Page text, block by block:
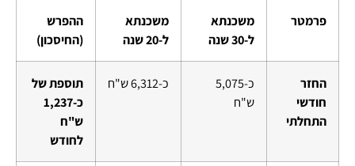
פרמטר
משכנתא
ל-30 שנה
משכנתא
ל-20 שנה
ההפרש
(החיסכון)
החזר
חודשי
התחלתי
כ-5,075
ש"ח
כ-6,312 ש"ח
תוספת של
כ-1,237
ש"ח
לחודש